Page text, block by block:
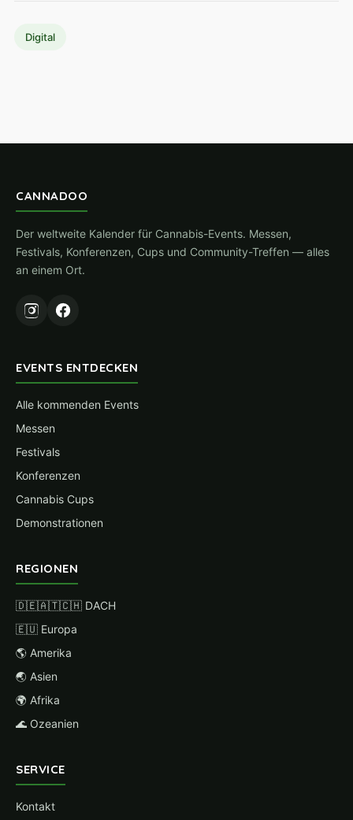
Digital
CANNADOO
Der weltweite Kalender für Cannabis-Events. Messen,
Festivals, Konferenzen, Cups und Community-Treffen — alles
an einem Ort.
EVENTS ENTDECKEN
Alle kommenden Events
Messen
Festivals
Konferenzen
Cannabis Cups
Demonstrationen
REGIONEN
🇩🇪🇦🇹🇨🇭 DACH
🇪🇺 Europa
🌎 Amerika
🌏 Asien
🌍 Afrika
🌊 Ozeanien
SERVICE
Kontakt